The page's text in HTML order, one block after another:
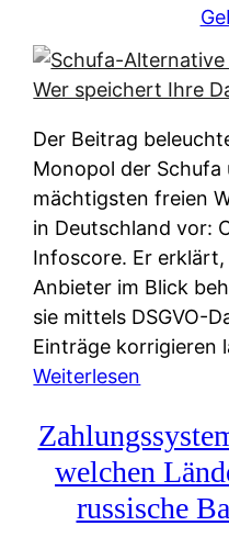
Der Beitrag
Monopol der
mächtigsten freien
in Deutschland vor:
Infoscore. Er
Anbieter im Blick
sie mittels DSGVO-
Einträge korrigieren
Weiterlesen
c
h
u
f
welchen
russische